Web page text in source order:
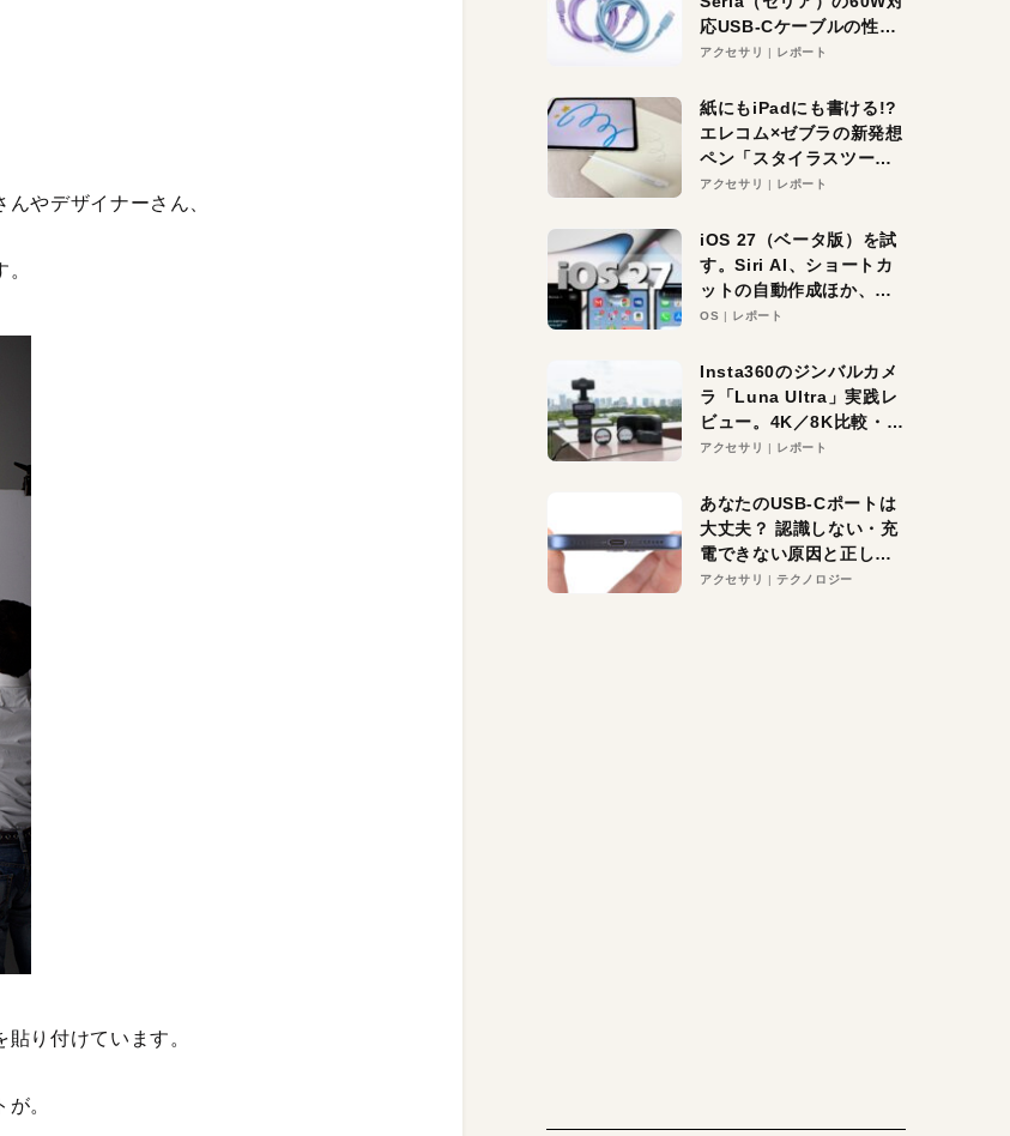
やデザイナーさん、
り付けています。
。
応USB-Cケーブルの性能
を検証。超コスパの1本を
アクセサリ レポート
紙にもiPadにも書ける!?
エレコム×ゼブラの新発想
ペン「スタイラスツーウ
ェイ」レビュー。持ち替
アクセサリ レポート
iOS 27（ベータ版）を試
す。Siri AI、ショートカ
ットの自動作成ほか、期
待大の便利機能5選。
る未来はすぐそこ！
OS レポート
Insta360のジンバルカメ
ラ「Luna Ultra」実践レ
ビュー。4K／8K比較・ズ
ーム・夜間撮影をチェッ
アクセサリ レポート
あなたのUSB-Cポートは
大丈夫？ 認識しない・充
電できない原因と正しい
対策
アクセサリ テクノロジー